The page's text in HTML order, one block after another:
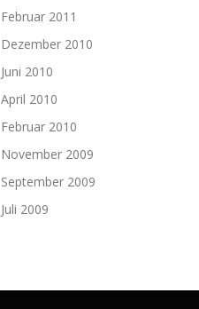
Februar 2011
Dezember 2010
Juni 2010
April 2010
Februar 2010
November 2009
September 2009
Juli 2009